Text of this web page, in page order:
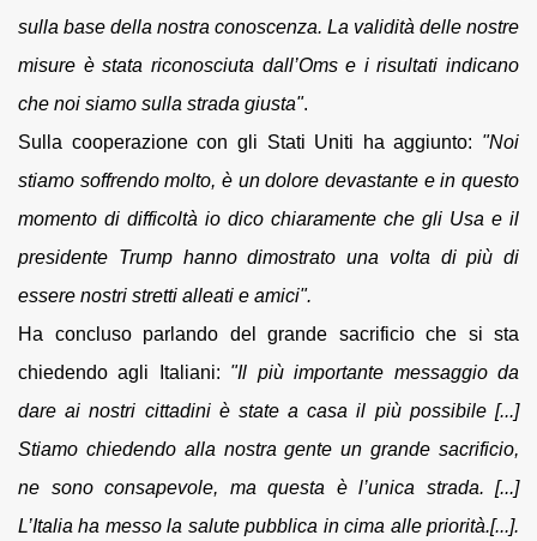
sulla base della nostra conoscenza. La validità delle nostre
misure è stata riconosciuta dall’Oms e i risultati indicano
che noi siamo sulla strada giusta".
Sulla cooperazione con gli Stati Uniti ha aggiunto: "Noi
stiamo soffrendo molto, è un dolore devastante e in questo
momento di difficoltà io dico chiaramente che gli Usa e il
presidente Trump hanno dimostrato una volta di più di
essere nostri stretti alleati e amici".
Ha concluso parlando del grande sacrificio che si sta
chiedendo agli Italiani: "Il più importante messaggio da
dare ai nostri cittadini è state a casa il più possibile [...]
Stiamo chiedendo alla nostra gente un grande sacrificio,
ne sono consapevole, ma questa è l’unica strada. [...]
L’Italia ha messo la salute pubblica in cima alle priorità.[...].